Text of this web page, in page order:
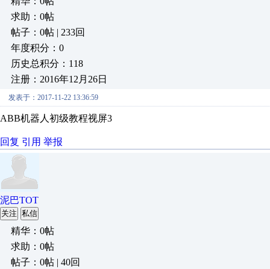
求助：0帖
帖子：0帖 | 233回
年度积分：0
历史总积分：118
注册：2016年12月26日
发表于：2017-11-22 13:36:59
ABB机器人初级教程视屏3
回复 引用 举报
泥巴TOT
关注 私信
精华：0帖
求助：0帖
帖子：0帖 | 40回